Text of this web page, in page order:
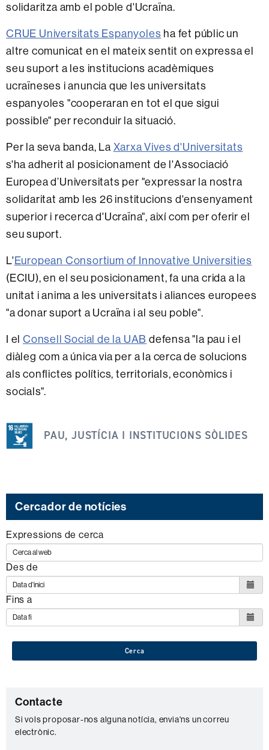
solidaritza amb el poble d'Ucraïna.
CRUE Universitats Espanyoles ha fet públic un
altre comunicat en el mateix sentit on expressa el
seu suport a les institucions acadèmiques
ucraïneses i anuncia que les universitats
espanyoles "cooperaran en tot el que sigui
possible" per reconduir la situació.
Per la seva banda, La Xarxa Vives d'Universitats
s'ha adherit al posicionament de l'Associació
Europea d’Universitats per "expressar la nostra
solidaritat amb les 26 institucions d'ensenyament
superior i recerca d'Ucraïna", així com per oferir el
seu suport.
L'European Consortium of Innovative Universities
(ECIU), en el seu posicionament, fa una crida a la
unitat i anima a les universitats i aliances europees
"a donar suport a Ucraïna i al seu poble".
I el Consell Social de la UAB defensa "la pau i el
diàleg com a única via per a la cerca de solucions
als conflictes polítics, territorials, econòmics i
socials".
notícia
s'emmarca
següents
ODS
PAU, JUSTÍCIA I INSTITUCIONS SÒLIDES
Cercador de notícies
Expressions de cerca
Des de
Fins a
Cerca
C
o
n
Contacte
Si vols proposar-nos alguna notícia, envia'ns un correu
electrònic.